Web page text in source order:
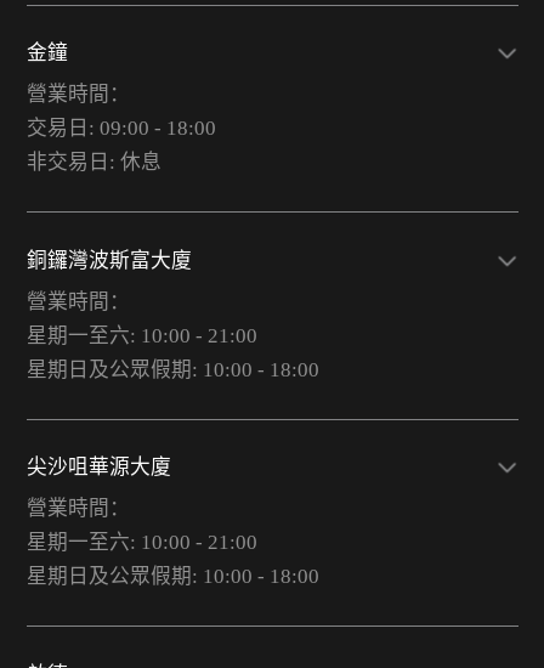
金鐘
營業時間：
交易日: 09:00 - 18:00
非交易日: 休息
銅鑼灣波斯富大廈
營業時間：
星期一至六: 10:00 - 21:00
星期日及公眾假期: 10:00 - 18:00
尖沙咀華源大廈
營業時間：
星期一至六: 10:00 - 21:00
星期日及公眾假期: 10:00 - 18:00